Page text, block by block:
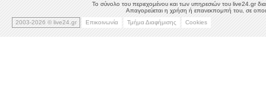
Το σύνολο του περιεχομένου και των υπηρεσιών του live24.gr
Απαγορεύεται η χρήση ή επανεκπομπή του, σε
2003-2026 © live24.gr
Επικοινωνία Τμήμα Διαφήμισης Cookies